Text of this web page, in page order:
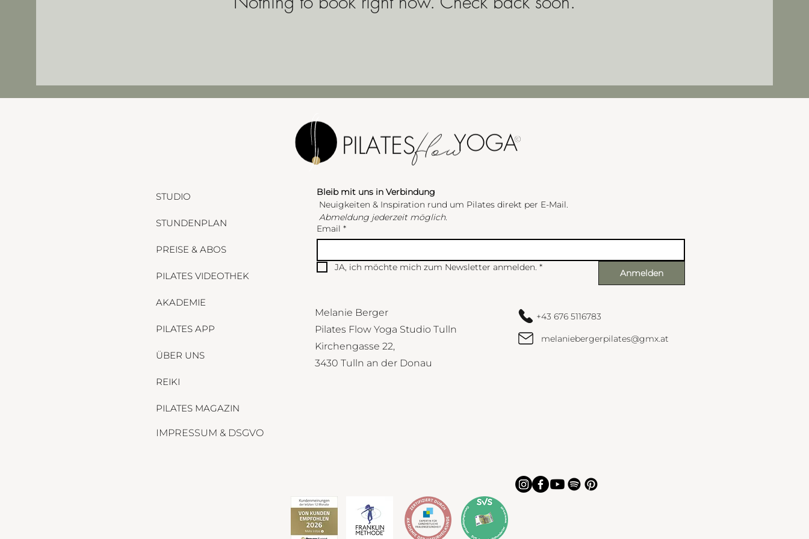
STUDIO
STUNDENPLAN
PREISE & ABOS
PILATES VIDEOTHEK
AKADEMIE
PILATES APP
ÜBER UNS
REIKI
PILATES MAGAZIN
Bleib mit uns in Verbindung
Neuigkeiten & Inspiration rund um Pilates direkt per E-Mail.
Abmeldung jederzeit möglich.
Email *
JA, ich möchte mich zum Newsletter anmelden. *
Anmelden
Melanie Berger
Pilates Flow Yoga Studio Tulln
Kirchengasse 22,
3430 Tulln an der Donau
+43 676 5116783
melaniebergerpilates@gmx.at
IMPRESSUM & DSGVO